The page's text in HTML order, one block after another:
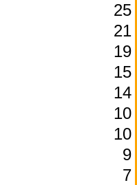
25
21
19
15
14
10
10
9
7